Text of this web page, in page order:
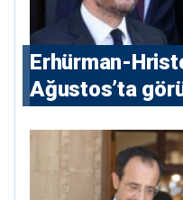
Erhürman-
Ağustos’ta